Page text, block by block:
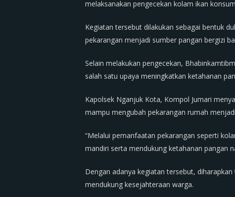
melaksanakan pengecekan kolam ikan
Kegiatan tersebut dilakukan sebagai bentuk
pekarangan menjadi sumber pangan bergizi
Selain melakukan pengecekan,
salah satu upaya meningkatkan ketahanan
Kapolsek Nganjuk Kota, Kompol Jumari
mampu mengubah pekarangan rumah
“Melalui pemanfaatan pekarangan seperti
mandiri serta mendukung ketahanan pangan
Dengan adanya kegiatan tersebut,
mendukung kesejahteraan warga.